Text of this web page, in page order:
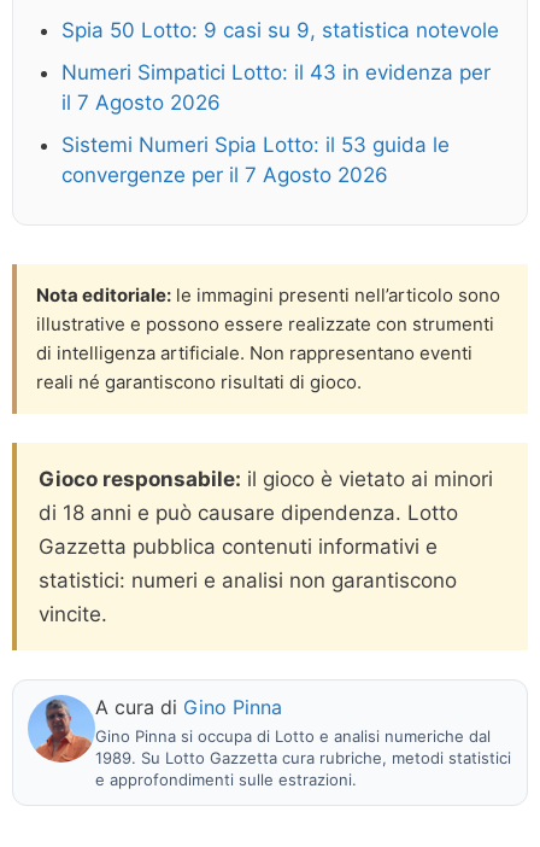
Spia 50 Lotto: 9 casi su 9, statistica notevole
Numeri Simpatici Lotto: il 43 in evidenza per
il 7 Agosto 2026
Sistemi Numeri Spia Lotto: il 53 guida le
convergenze per il 7 Agosto 2026
Nota editoriale: le immagini presenti nell’articolo sono
illustrative e possono essere realizzate con strumenti
di intelligenza artificiale. Non rappresentano eventi
reali né garantiscono risultati di gioco.
Gioco responsabile: il gioco è vietato ai minori
di 18 anni e può causare dipendenza. Lotto
Gazzetta pubblica contenuti informativi e
statistici: numeri e analisi non garantiscono
vincite.
A cura di Gino Pinna
Gino Pinna si occupa di Lotto e analisi numeriche dal
1989. Su Lotto Gazzetta cura rubriche, metodi statistici
e approfondimenti sulle estrazioni.